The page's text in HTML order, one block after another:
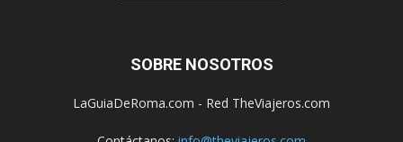
SOBRE NOSOTROS
LaGuiaDeRoma.com - Red TheViajeros.com